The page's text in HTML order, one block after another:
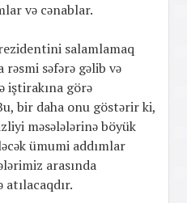
və cənablar.
salamlamaq
rəsmi səfərə gəlib və
iştirakına görə
bir daha onu göstərir ki,
məsələlərinə böyük
ümumi addımlar
arasında